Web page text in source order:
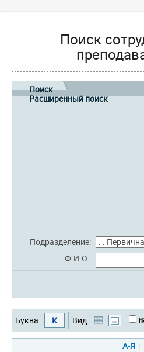
Поиск
Поиск
Расширенный поиск
Подразделение:
Ф.И.О.:
Буква: К Вид:
А-Я |